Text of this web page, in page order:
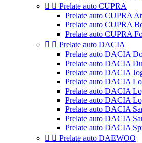
  Prelate auto CUPRA
Prelate auto CUPRA
Prelate auto CUPRA
Prelate auto CUPRA
  Prelate auto DACIA
Prelate auto DACIA
Prelate auto DACIA
Prelate auto DACIA
Prelate auto DACIA
Prelate auto DACIA
Prelate auto DACIA
Prelate auto DACIA
Prelate auto DACIA
Prelate auto DACIA
  Prelate auto DAEWOO